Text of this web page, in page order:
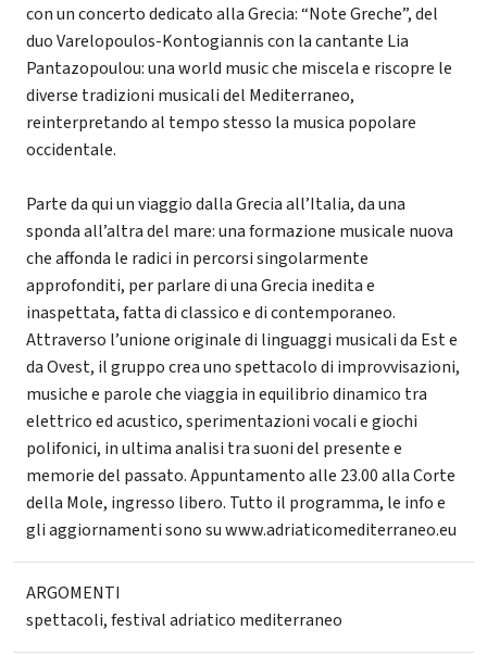
con un concerto dedicato alla Grecia: “Note Greche”, del
duo Varelopoulos-Kontogiannis con la cantante Lia
Pantazopoulou: una world music che miscela e riscopre le
diverse tradizioni musicali del Mediterraneo,
reinterpretando al tempo stesso la musica popolare
occidentale.
Parte da qui un viaggio dalla Grecia all’Italia, da una
sponda all’altra del mare: una formazione musicale nuova
che affonda le radici in percorsi singolarmente
approfonditi, per parlare di una Grecia inedita e
inaspettata, fatta di classico e di contemporaneo.
Attraverso l’unione originale di linguaggi musicali da Est e
da Ovest, il gruppo crea uno spettacolo di improvvisazioni,
musiche e parole che viaggia in equilibrio dinamico tra
elettrico ed acustico, sperimentazioni vocali e giochi
polifonici, in ultima analisi tra suoni del presente e
memorie del passato. Appuntamento alle 23.00 alla Corte
della Mole, ingresso libero. Tutto il programma, le info e
gli aggiornamenti sono su www.adriaticomediterraneo.eu
ARGOMENTI
spettacoli,festival adriatico mediterraneo